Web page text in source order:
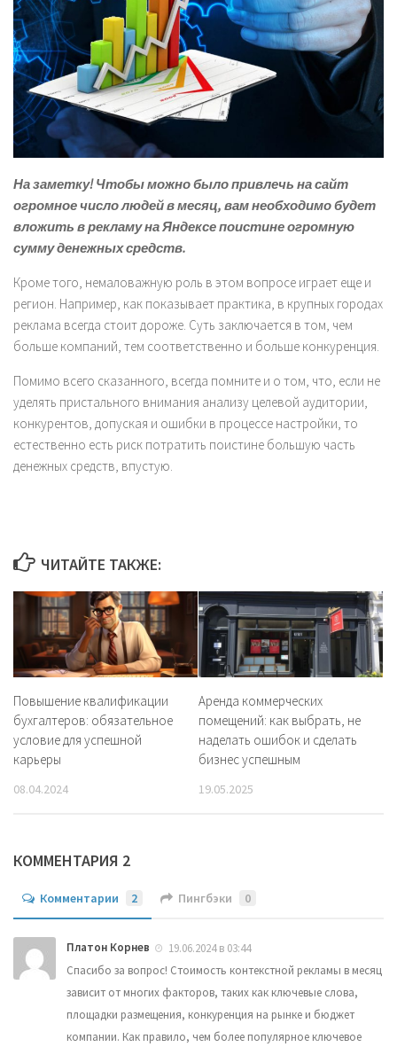
На заметку! Чтобы можно было привлечь на сайт
огромное число людей в месяц, вам необходимо будет
вложить в рекламу на Яндексе поистине огромную
сумму денежных средств.
Кроме того, немаловажную роль в этом вопросе играет еще и
регион. Например, как показывает практика, в крупных городах
реклама всегда стоит дороже. Суть заключается в том, чем
больше компаний, тем соответственно и больше конкуренция.
Помимо всего сказанного, всегда помните и о том, что, если не
уделять пристального внимания анализу целевой аудитории,
конкурентов, допуская и ошибки в процессе настройки, то
естественно есть риск потратить поистине большую часть
денежных средств, впустую.
ЧИТАЙТЕ ТАКЖЕ:
Повышение квалификации
бухгалтеров: обязательное
условие для успешной
карьеры
08.04.2024
Аренда коммерческих
помещений: как выбрать, не
наделать ошибок и сделать
бизнес успешным
19.05.2025
КОММЕНТАРИЯ 2
Комментарии 2 Пингбэки 0
Платон Корнев
19.06.2024 в 03:44
Спасибо за вопрос! Стоимость контекстной рекламы в месяц
зависит от многих факторов, таких как ключевые слова,
площадки размещения, конкуренция на рынке и бюджет
компании. Как правило, чем более популярное ключевое